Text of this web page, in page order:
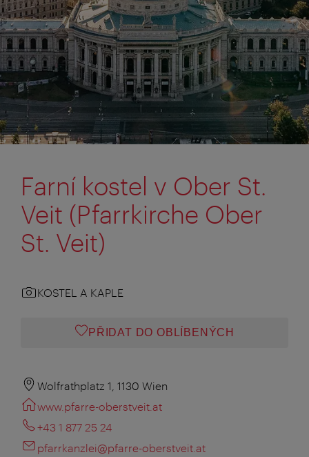
Farní kostel v Ober St.
Veit (Pfarrkirche Ober
St. Veit)
KOSTEL A KAPLE
PŘIDAT DO OBLÍBENÝCH
Wolfrathplatz 1, 1130 Wien
www.pfarre-oberstveit.at
+43 1 877 25 24
pfarrkanzlei@pfarre-oberstveit.at